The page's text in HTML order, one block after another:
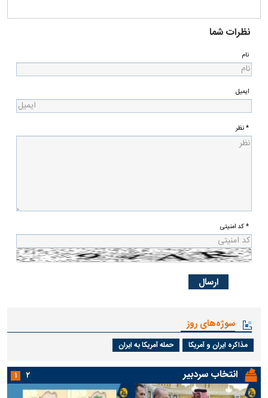
نظرات شما
نام
ایمیل
* نظر
* کد امنیتی
سوژه‌های روز
مذاکره ایران و آمریکا حمله آمریکا به ایران
انتخاب سردبیر ۱ ۲